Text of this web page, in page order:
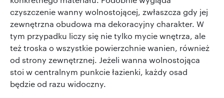
czyszczenie wanny wolnostojącej, zwłaszcza gdy jej
zewnętrzna obudowa ma dekoracyjny charakter. W
tym przypadku liczy się nie tylko mycie wnętrza, ale
też troska o wszystkie powierzchnie wanien, również
od strony zewnętrznej. Jeżeli wanna wolnostojąca
stoi w centralnym punkcie łazienki, każdy osad
będzie od razu widoczny.